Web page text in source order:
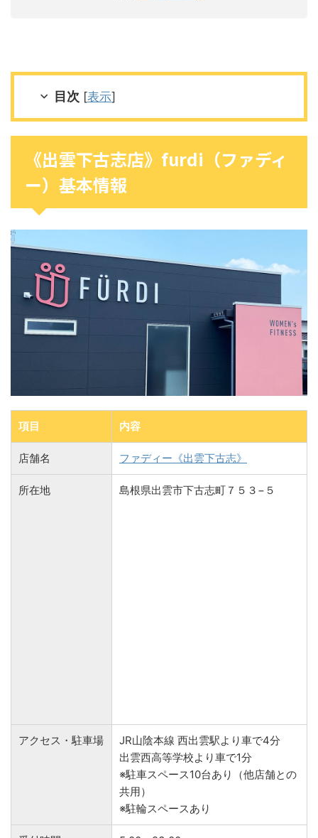
目次 [表示]
《出雲下古志店》furdi（ファディ
ー）基本情報
項目 内容
店舗名 ファディー《出雲下古志》
所在地 島根県出雲市下古志町７５３−５
アクセス・駐車場
JR山陰本線 西出雲駅より車で4分
出雲西高等学校より車で1分
※駐車スペース10台あり（他店舗との
共用）
※駐輪スペースあり